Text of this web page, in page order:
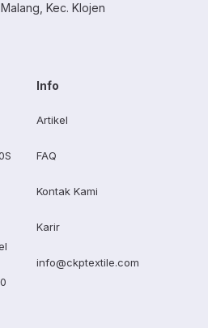
Kec. Klojen
Info
Artikel
FAQ
Kontak Kami
Karir
info@ckptextile.com